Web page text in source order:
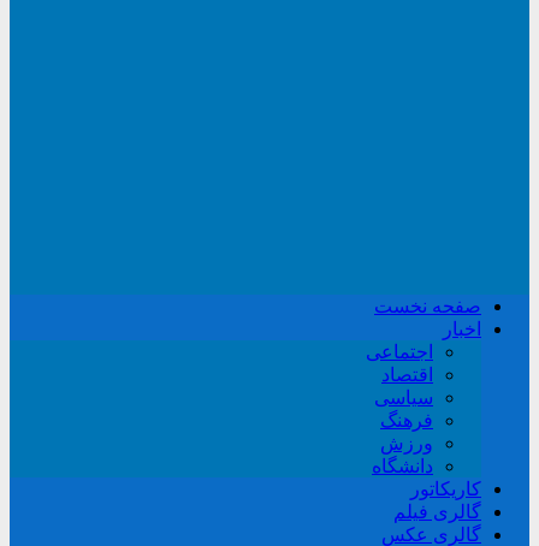
صفحه نخست
اخبار
اجتماعی
اقتصاد
سیاسی
فرهنگ
ورزش
دانشگاه
کاریکاتور
گالری فیلم
گالری عکس